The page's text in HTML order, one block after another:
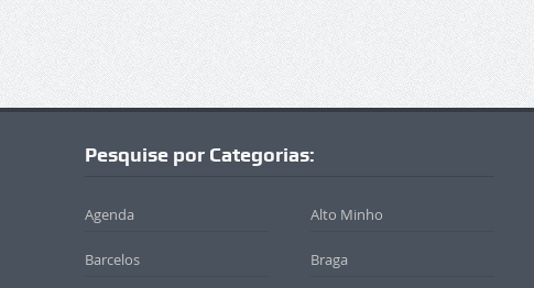
Pesquise por Categorias:
Agenda Alto Minho
Barcelos Braga